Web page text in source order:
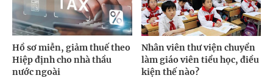
Hồ sơ miễn, giảm thuế theo
Hiệp định cho nhà thầu
nước ngoài
Nhân viên thư viện chuyển
làm giáo viên tiểu học, điều
kiện thế nào?